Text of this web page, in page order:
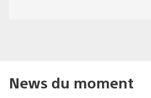
News du moment